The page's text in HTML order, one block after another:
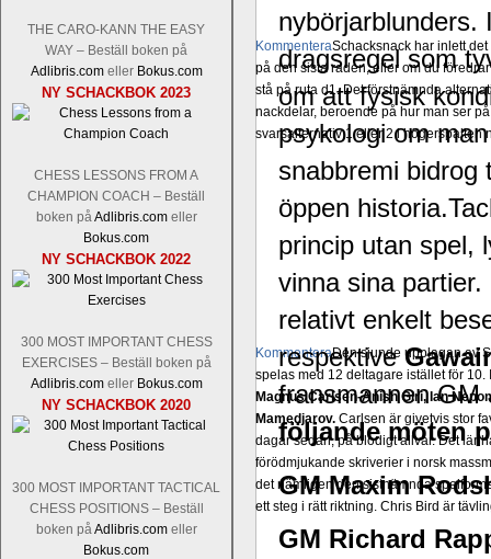
THE CARO-KANN THE EASY
WAY – Beställ boken på
Adlibris.comeller Bokus.com
NY SCHACKBOK 2023
CHESS LESSONS FROM A
CHAMPION COACH – Beställ
boken påAdlibris.comeller
Bokus.com
NY SCHACKBOK 2022
300 MOST IMPORTANT CHESS
EXERCISES – Beställ boken på
Adlibris.comeller Bokus.com
NY SCHACKBOK 2020
300 MOST IMPORTANT TACTICAL
CHESS POSITIONS – Beställ
boken påAdlibris.comeller
Bokus.com
KommenteraSchacksnack har inlett
på den sista raden, eller om du
stå på ruta d1. Det förstnämnda
nackdelar, beroende på hur man ser
svarsalternativ 1 eller 2 i högerspalten
KommenteraDen sjunde upplagan av
spelas med 12 deltagare istället för
Magnus Carlsen-Anish Giri, Ian
Mamedjarov. Carlsen är givetvis stor
dagar sedan, på blodigt allvar. Det lär
förödmjukande skriverier i norsk
det nämligen den sistnämnda
ett steg i rätt riktning. Chris Bird är
nybörjarblunders.
dragsregel som
om att fysisk
psykologi om
snabbremi bidrog
öppen
princip utan spel,
vinna sina
relativt enkelt
respektive
fransmannen
följande möten
GM Maxim
GM Richard